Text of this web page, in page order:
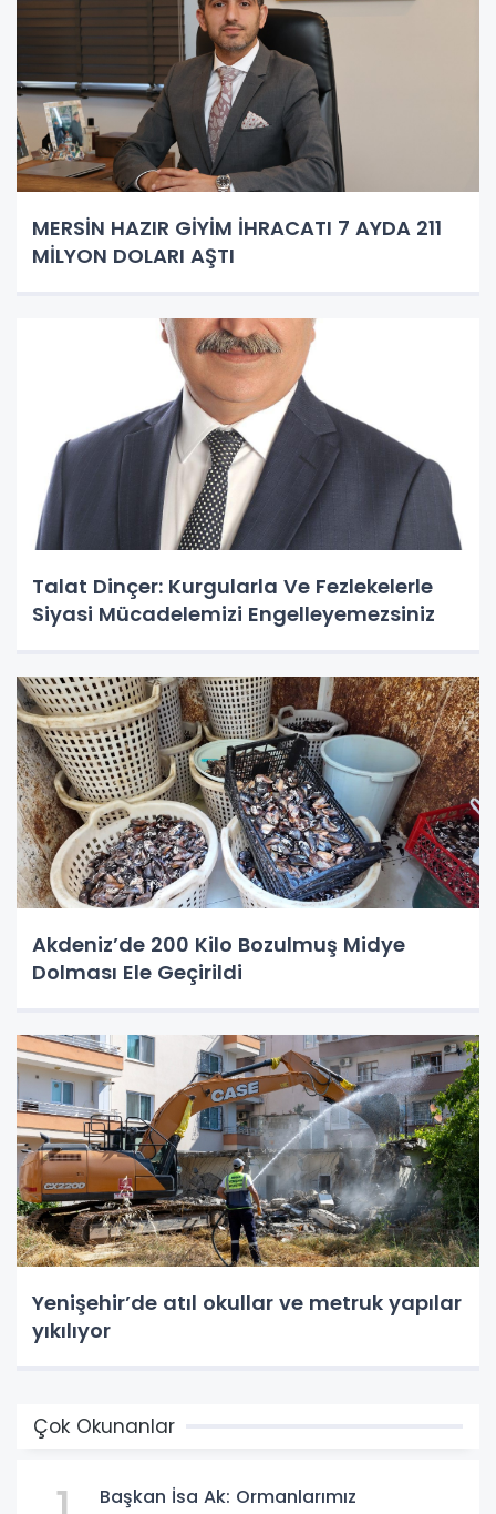
MERSİN HAZIR GİYİM İHRACATI 7 AYDA 211
MİLYON DOLARI AŞTI
Talat Dinçer: Kurgularla Ve Fezlekelerle
Siyasi Mücadelemizi Engelleyemezsiniz
Akdeniz’de 200 Kilo Bozulmuş Midye
Dolması Ele Geçirildi
Yenişehir’de atıl okullar ve metruk yapılar
yıkılıyor
Çok Okunanlar
Başkan İsa Ak: Ormanlarımız